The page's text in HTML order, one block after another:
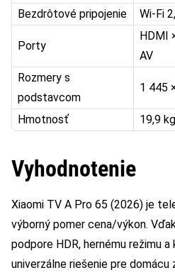
Bezdrôtové pripojenie
Wi-Fi
Porty
HDMI
AV
Rozmery s
podstavcom
1 445
Hmotnosť 19,9 kg
Vyhodnotenie
Xiaomi TV A Pro 65 (2026) je
výborný pomer cena/výkon.
podpore HDR, hernému režimu
univerzálne riešenie pre domácu